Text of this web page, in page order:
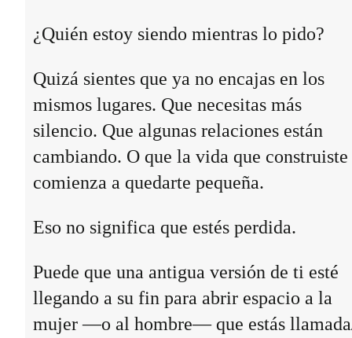
¿Quién estoy siendo mientras lo pido?
Quizá sientes que ya no encajas en los
mismos lugares. Que necesitas más
silencio. Que algunas relaciones están
cambiando. O que la vida que construiste
comienza a quedarte pequeña.
Eso no significa que estés perdida.
Puede que una antigua versión de ti esté
llegando a su fin para abrir espacio a la
mujer —o al hombre— que estás